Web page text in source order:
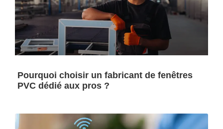
Pourquoi choisir un fabricant de fenêtres
PVC dédié aux pros ?